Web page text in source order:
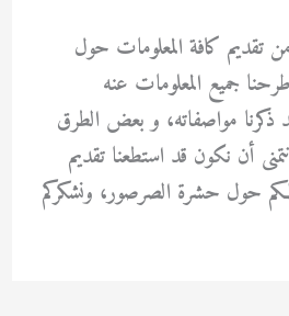
تقديم كافة المعلومات حول
جميع المعلومات عنه
ذكرنا مواصفاته، و بعض الطرق
أن نكون قد استطعنا تقديم
حول حشرة الصرصور، ونشكركم